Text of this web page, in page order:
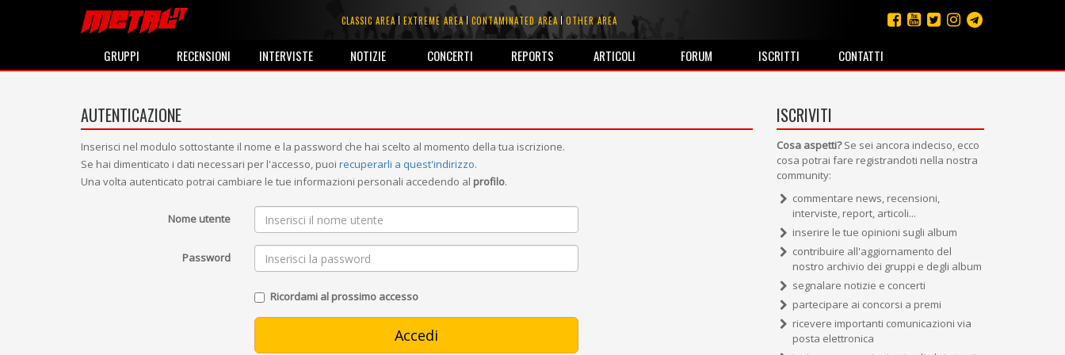
CLASSIC AREA EXTREME AREA CONTAMINATED AREA OTHER AREA
GRUPPI RECENSIONI INTERVISTE NOTIZIE CONCERTI REPORTS ARTICOLI FORUM ISCRITTI CONTATTI
AUTENTICAZIONE
Inserisci nel modulo sottostante il nome e la password che hai scelto al momento della tua iscrizione.
Se hai dimenticato i dati necessari per l'accesso, puoi recuperarli a quest'indirizzo.
Una volta autenticato potrai cambiare le tue informazioni personali accedendo al profilo.
Nome utente
Password
Ricordami al prossimo accesso
ISCRIVITI
Cosa aspetti?Se sei ancora indeciso, ecco
cosa potrai fare registrandoti nella nostra
community:
commentare news, recensioni,
interviste, report, articoli...
inserire le tue opinioni sugli album
contribuire all'aggiornamento del
nostro archivio dei gruppi e degli album
segnalare notizie e concerti
partecipare ai concorsi a premi
ricevere importanti comunicazioni via
posta elettronica